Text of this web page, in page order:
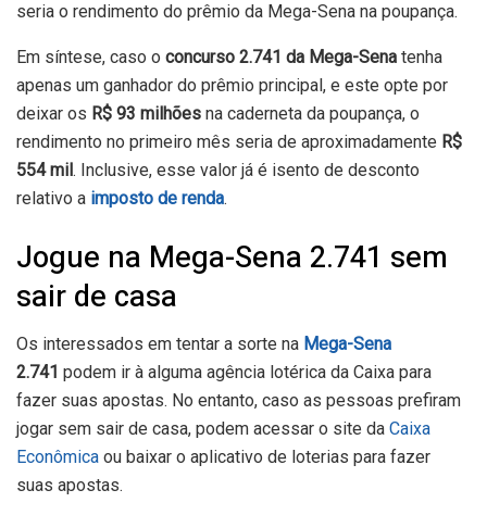
seria o rendimento do prêmio da Mega-Sena na poupança.
Em síntese, caso o concurso 2.741 da Mega-Sena tenha
apenas um ganhador do prêmio principal, e este opte por
deixar os R$ 93 milhões na caderneta da poupança, o
rendimento no primeiro mês seria de aproximadamente R$
554 mil. Inclusive, esse valor já é isento de desconto
relativo a imposto de renda.
Jogue na Mega-Sena 2.741 sem
sair de casa
Os interessados em tentar a sorte na Mega-Sena
2.741 podem ir à alguma agência lotérica da Caixa para
fazer suas apostas. No entanto, caso as pessoas prefiram
jogar sem sair de casa, podem acessar o site da Caixa
Econômica ou baixar o aplicativo de loterias para fazer
suas apostas.